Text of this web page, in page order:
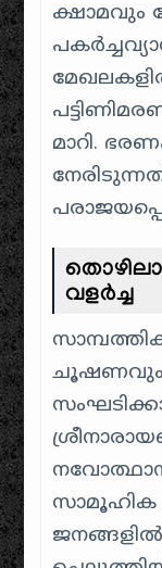
ക്ഷാമവും
മാറി.
വളർച്ച
ചൂഷണവും
സാമൂഹിക
ജനങ്ങളിൽ